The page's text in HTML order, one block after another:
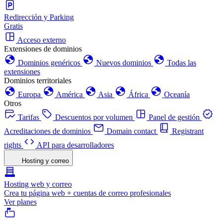
Redirección y Parking
Gratis
Acceso externo
Extensiones de dominios
Dominios genéricos
Nuevos dominios
Todas las
extensiones
Dominios territoriales
Europa
América Asia África
Oceanía
Otros
Tarifas
Descuentos por volumen
Panel de gestión
Acreditaciones de dominios
Domain contact
Registrant
rights
API para desarrolladores
Hosting y correo
Hosting web y correo
Crea tu página web + cuentas de correo profesionales
Ver planes